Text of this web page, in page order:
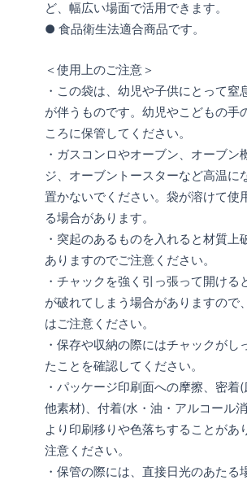
ど、幅広い場面で活用できます。
● 食品衛生法適合商品です。
＜使用上のご注意＞
・この袋は、幼児や子供にとって窒
が伴うものです。幼児やこどもの手
ころに保管してください。
・ガスコンロやオーブン、オーブン
ジ、オーブントースターなど高温に
置かないでください。袋が溶けて使
る場合があります。
・突起のあるものを入れると材質上
ありますのでご注意ください。
・チャックを強く引っ張って開ける
が破れてしまう場合がありますので
はご注意ください。
・保存や収納の際にはチャックがし
たことを確認してください。
・パッケージ印刷面への摩擦、密着
他素材)、付着(水・油・アルコール
より印刷移りや色落ちすることがあ
注意ください。
・保管の際には、直接日光のあたる